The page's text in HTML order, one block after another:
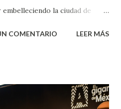
la ciudad de
inicio al programa
capital. Leo Montañez
COMENTARIO LEER MÁS